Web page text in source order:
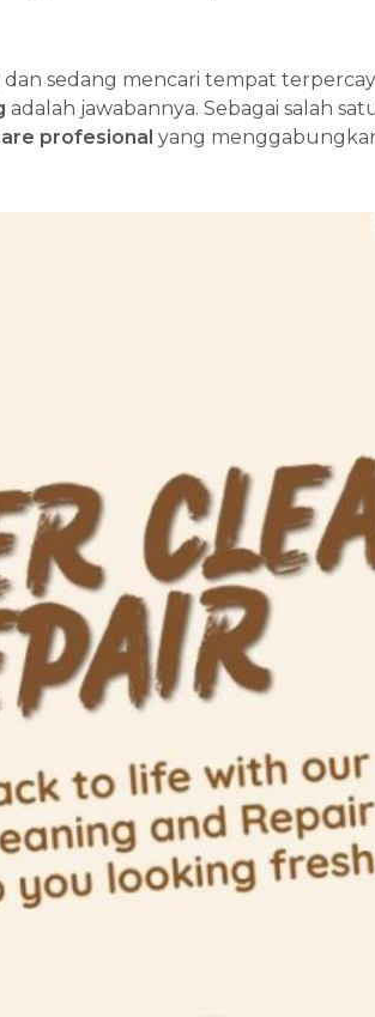
sedang mencari tempat
adalah jawabannya. Sebagai salah
profesional yang